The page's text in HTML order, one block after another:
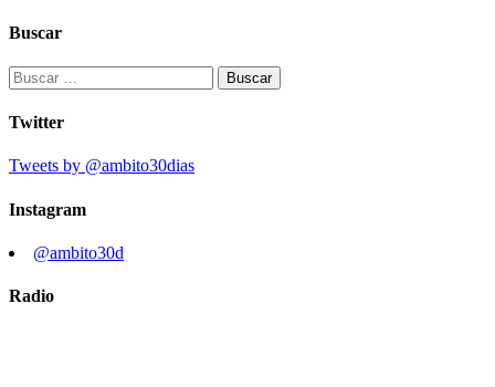
Buscar
Buscar:
Twitter
Tweets by @ambito30dias
Instagram
@ambito30d
Radio